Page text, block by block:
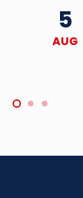
5
AUG